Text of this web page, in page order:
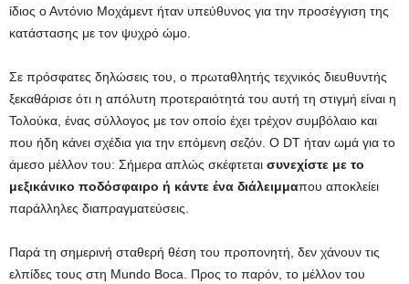
ίδιος ο Αντόνιο Μοχάμεντ ήταν υπεύθυνος για την προσέγγιση της
κατάστασης με τον ψυχρό ώμο.
Σε πρόσφατες δηλώσεις του, ο πρωταθλητής τεχνικός διευθυντής
ξεκαθάρισε ότι η απόλυτη προτεραιότητά του αυτή τη στιγμή είναι η
Τολούκα, ένας σύλλογος με τον οποίο έχει τρέχον συμβόλαιο και
που ήδη κάνει σχέδια για την επόμενη σεζόν. Ο DT ήταν ωμά για το
άμεσο μέλλον του: Σήμερα απλώς σκέφτεται συνεχίστε με το
μεξικάνικο ποδόσφαιρο ή κάντε ένα διάλειμμαπου αποκλείει
παράλληλες διαπραγματεύσεις.
Παρά τη σημερινή σταθερή θέση του προπονητή, δεν χάνουν τις
ελπίδες τους στη Mundo Boca. Προς το παρόν, το μέλλον του